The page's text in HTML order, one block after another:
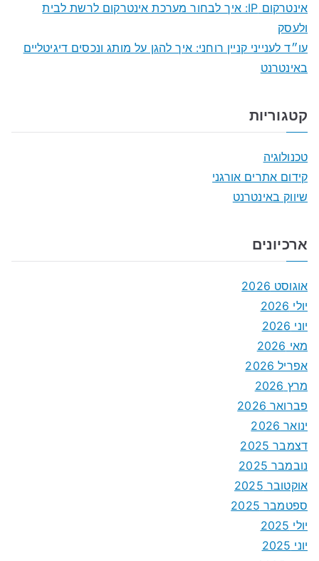
אינטרקום IP: איך לבחור מערכת אינטרקום לרשת לבית
ולעסק
עו״ד לענייני קניין רוחני: איך להגן על מותג ונכסים דיגיטליים
באינטרנט
קטגוריות
טכנולוגיה
קידום אתרים אורגני
שיווק באינטרנט
ארכיונים
אוגוסט 2026
יולי 2026
יוני 2026
מאי 2026
אפריל 2026
מרץ 2026
פברואר 2026
ינואר 2026
דצמבר 2025
נובמבר 2025
אוקטובר 2025
ספטמבר 2025
יולי 2025
יוני 2025